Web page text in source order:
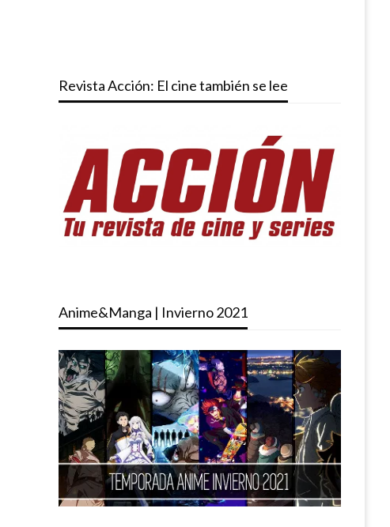
Revista Acción: El cine también se lee
Anime&Manga | Invierno 2021